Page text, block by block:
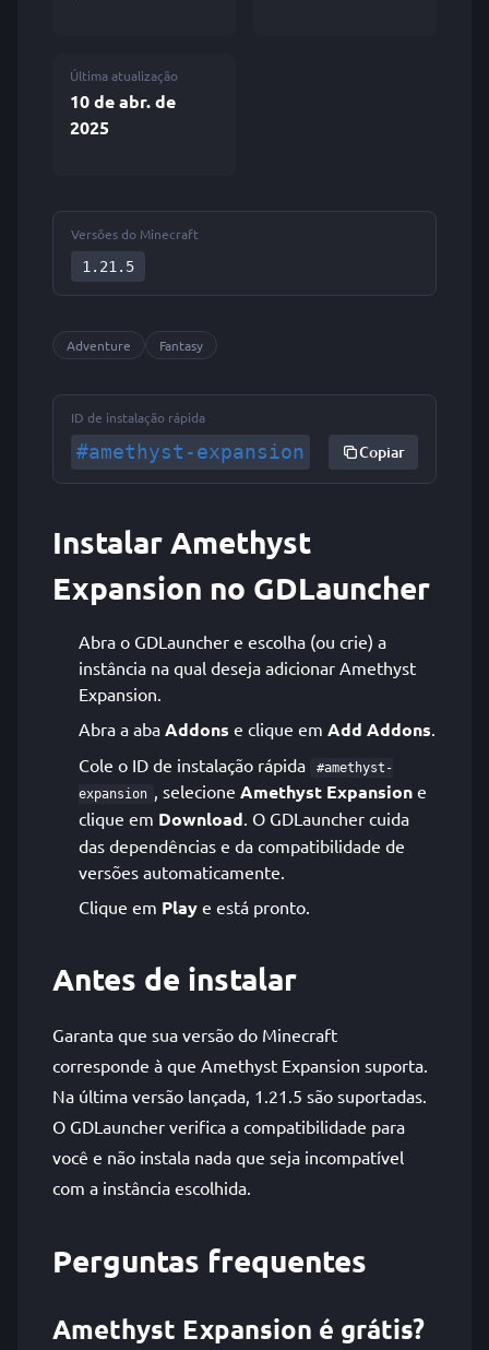
Última atualização
10 de abr. de
2025
Versões do Minecraft
1.21.5
Adventure Fantasy
ID de instalação rápida
#amethyst-expansion Copiar
Instalar Amethyst
Expansion no GDLauncher
Abra o GDLauncher e escolha (ou crie) a
instância na qual deseja adicionar Amethyst
Expansion.
Abra a aba Addons e clique em Add Addons.
Cole o ID de instalação rápida
#amethyst-
expansion , selecione Amethyst Expansion e
clique em Download. O GDLauncher cuida
das dependências e da compatibilidade de
versões automaticamente.
Clique em Play e está pronto.
Antes de instalar
Garanta que sua versão do Minecraft
corresponde à que Amethyst Expansion suporta.
Na última versão lançada, 1.21.5 são suportadas.
O GDLauncher verifica a compatibilidade para
você e não instala nada que seja incompatível
com a instância escolhida.
Perguntas frequentes
Amethyst Expansion é grátis?